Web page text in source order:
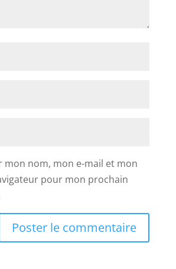
mon nom, mon e-mail et mon
pour mon prochain